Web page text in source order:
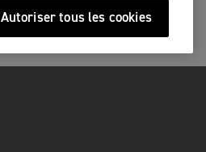
Autoriser tous les cookies